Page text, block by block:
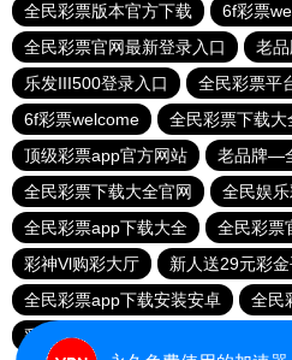
全民彩票版本官方下载
6f彩票
全民彩票官网最新登录入口
老
乐发III500登录入口
全民彩票平
6f彩票welcome
全民彩票下载大
顶级彩票app官方网站
老品牌—
全民彩票下载大全官网
全民娱
全民彩票app下载大全
全民彩票
彩神Vl购彩大厅
新人送29元彩
全民彩票app下载安装安卓
全民
彩神Vl购彩大厅